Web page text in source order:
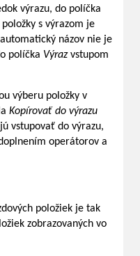
výrazu, do políčka
s výrazom je
názov nie je
políčka Výrazvstupom
výberu položky v
Kopírovať do výrazu
vstupovať do výrazu,
operátorov a
položiek je tak
zobrazovaných vo